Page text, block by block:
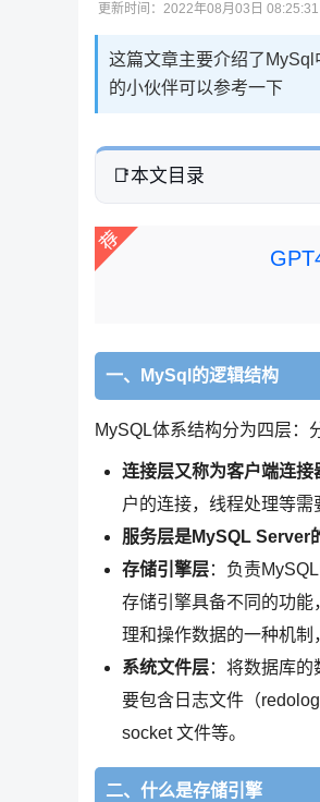
更新时间：2022年08月03日
这篇文章主要介绍了
的小伙伴可以参考一下
本文目录
一、MySql的逻辑结构
MySQL体系结构分为四层：
连接层又称为客户端连
户的连接，线程处理等需
服务层是MySQL Server
存储引擎层：负责
存储引擎具备不同的功
理和操作数据的一种机
系统文件层：将数据库
要包含日志文件（
socket 文件等。
二、什么是存储引擎